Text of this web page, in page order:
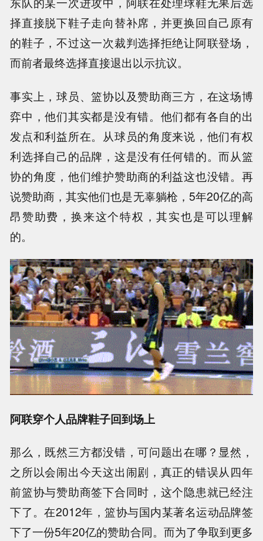
择直接脱下鞋子走向替补席，并更换回自己原有
的鞋子，不过这一次裁判选择拒绝让阿联登场，
而前者最终选择直接退出以示抗议。
事实上，球员、篮协以及赞助商三方，在这场博
弈中，他们其实都是没有错。他们都有各自的出
发点和利益所在。从球员的角度来说，他们有权
利选择自己的品牌，这是没有任何错的。而从篮
协的角度，他们维护赞助商的利益这也没错。再
说赞助商，其实他们也是无辜躺枪，5年20亿的高
昂赞助费，换来这个特权，其实也是可以理解
的。
阿联穿个人品牌鞋子回到场上
那么，既然三方都没错，可问题出在哪？显然，
之所以会闹出今天这出闹剧，真正的错误从四年
前篮协与赞助商签下合同时，这个隐患就已经注
下了。在2012年，篮协与国内某著名运动品牌签
下了一份5年20亿的赞助合同。而为了争取到更多